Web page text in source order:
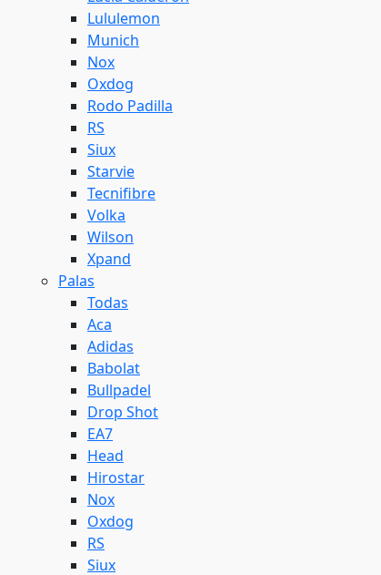
Lululemon
Munich
Nox
Oxdog
Rodo Padilla
RS
Siux
Starvie
Tecnifibre
Volka
Wilson
Xpand
Palas
Todas
Aca
Adidas
Babolat
Bullpadel
Drop Shot
EA7
Head
Hirostar
Nox
Oxdog
RS
Siux